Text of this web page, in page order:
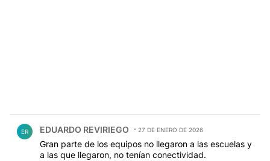
ER EDUARDO REVIRIEGO 27 DE ENERO DE 2026
Gran parte de los equipos no llegaron a las escuelas y
a las que llegaron, no tenían conectividad.